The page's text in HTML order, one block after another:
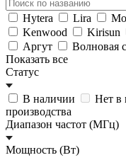
Hytera Lira
Kenwood
Kirisun
Аргут
Волновая
Показать все
Статус
В наличии Нет в
производства
Диапазон частот (МГц)
Мощность (Вт)